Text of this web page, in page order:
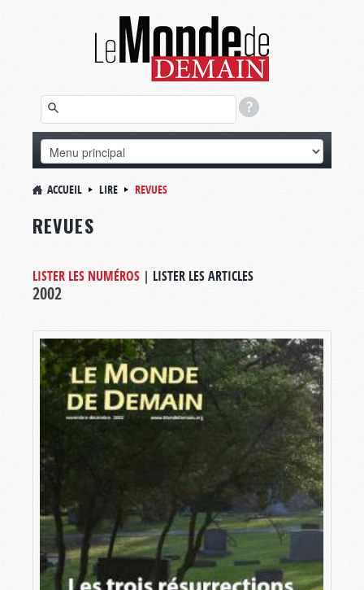
ACCUEIL LIRE REVUES
REVUES
LISTER LES NUMÉROS | LISTER LES ARTICLES
2002